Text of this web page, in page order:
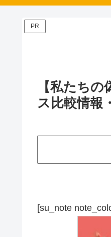
PR
【私たち
ス比較情報
[su_note